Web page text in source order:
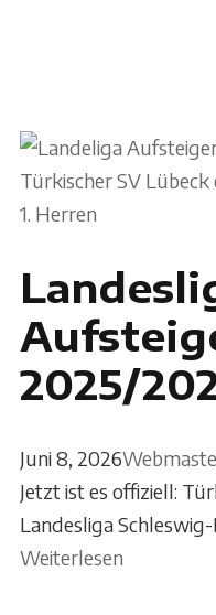
1. Herren
2025/
Juni 8, 2026
Jetzt ist es offiziell:
Landesliga
Weiterlesen